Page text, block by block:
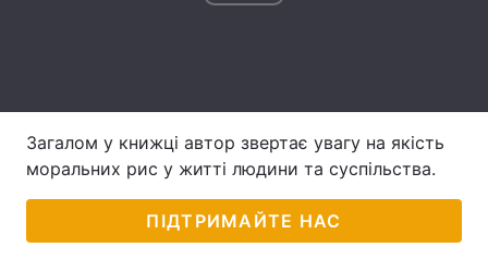
Загалом у книжці автор звертає увагу на якість
моральних рис у житті людини та суспільства.
ПІДТРИМАЙТЕ НАС